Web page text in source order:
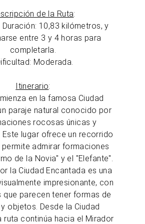
de la Ruta:
10,83 kilómetros, y
entre 3 y 4 horas para
completarla.
Moderada.
Itinerario:
en la famosa Ciudad
paraje natural conocido por
rocosas únicas y
lugar ofrece un recorrido
permite admirar formaciones
de la Novia" y el "Elefante".
la Ciudad Encantada es una
impresionante, con
que parecen tener formas de
objetos. Desde la Ciudad
ruta continúa hacia el Mirador